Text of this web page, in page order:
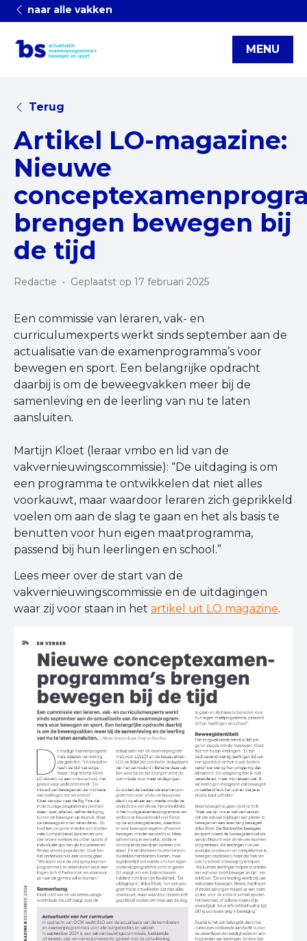
naar alle vakken
MENU
Terug
Artikel LO-magazine:
Nieuwe
brengen bewegen bij
de tijd
Redactie • Geplaatst op 17 februari 2025
Een commissie van leraren, vak- en
curriculumexperts werkt sinds september aan de
actualisatie van de examenprogramma’s voor
bewegen en sport. Een belangrijke opdracht
daarbij is om de beweegvakken meer bij de
samenleving en de leerling van nu te laten
aansluiten.
Martijn Kloet (leraar vmbo en lid van de
vakvernieuwingscommissie): “De uitdaging is om
een programma te ontwikkelen dat niet alles
voorkauwt, maar waardoor leraren zich geprikkeld
voelen om aan de slag te gaan en het als basis te
benutten voor hun eigen maatprogramma,
passend bij hun leerlingen en school.”
Lees meer over de start van de
vakvernieuwingscommissie en de uitdagingen
waar zij voor staan in het artikel uit LO magazine.